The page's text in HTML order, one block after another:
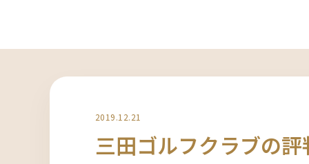
2019.12.21
三田ゴルフクラブの評